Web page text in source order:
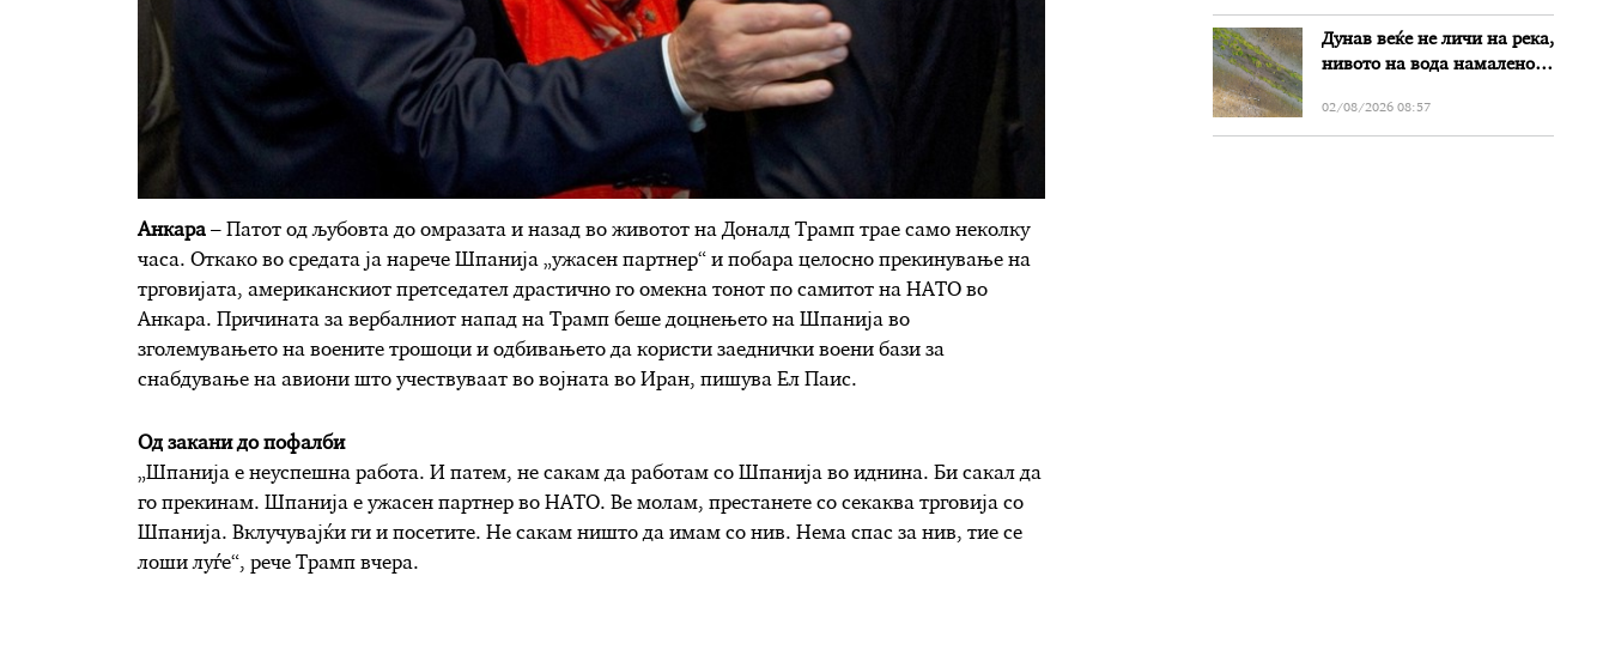
Анкара– Патот од љубовта до омразата и назад во животот на Доналд Трамп трае само неколку
часа. Откако во средата ја нарече Шпанија „ужасен партнер“ и побара целосно прекинување на
трговијата, американскиот претседател драстично го омекна тонот по самитот на НАТО во
Анкара. Причината за вербалниот напад на Трамп беше доцнењето на Шпанија во
зголемувањето на воените трошоци и одбивањето да користи заеднички воени бази за
снабдување на авиони што учествуваат во војната во Иран, пишува Ел Паис.
Од закани до пофалби
„Шпанија е неуспешна работа. И патем, не сакам да работам со Шпанија во иднина. Би сакал да
го прекинам. Шпанија е ужасен партнер во НАТО. Ве молам, престанете со секаква трговија со
Шпанија. Вклучувајќи ги и посетите. Не сакам ништо да имам со нив. Нема спас за нив, тие се
лоши луѓе“, рече Трамп вчера.
Дунав веќе не личи на река,
нивото на вода намалено
Бугарија
02/08/2026 08:57